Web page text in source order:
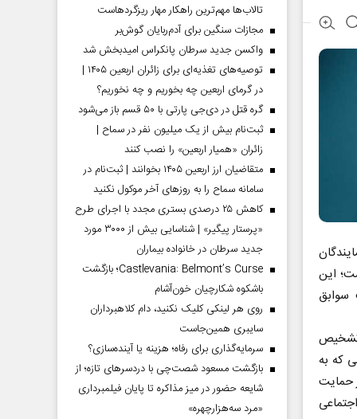
این
سوابق
تشخیص
که به
حمایت
تالاب‌ها مهم‌ترین راهکار مهار ریزگردهاست
مجازات سنگین برای آدم‌ربایان گوش‌بر
واکسن جدید سرطان پانکراس امیدبخش شد
توصیه‌های تغذیه‌ای برای زائران اربعین ۱۴۰۵ |
در گرمای اربعین چه بخوریم و چه نخوریم؟
گره قتل در دی‌جی پارتی با ۵۰ قسم باز می‌شود
ثبت‌نام بیش از یک میلیون نفر در سماح |
زائران «همیار اربعین» را نصب کنند
متقاضیان ارز اربعین ۱۴۰۵ بخوانند | ثبت‌نام در
سامانه سماح را به روز‌های آخر موکول نکنید
کاهش ۲۵ درصدی بستری مجدد با اجرای طرح
«پرستار پیگیر» | شناسایی بیش از ۳۰۰۰ مورد
جدید سرطان در خانواده بیماران
Castlevania: Belmont’s Curse؛ بازگشت
باشکوه شکارچیان خون‌آشام
روی هر لینکی کلیک نکنید، دام کلاهبرداران
سایبری همین‌جاست
سرمایه‌گذاری برای رفاه؛ هزینه یا آینده‌سازی؟
بازگشت مسعود شصت‌چی با دردسر‌های تازه؛ از
شایعه حضور در میز مذاکره تا پایان فیلمبرداری
«مرد سه‌هزارچهره»